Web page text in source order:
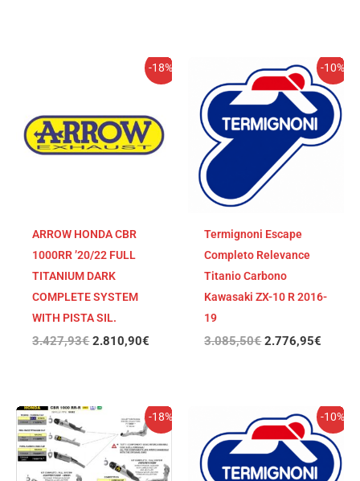
-18%
ARROW HONDA CBR
1000RR ’20/22 FULL
TITANIUM DARK
COMPLETE SYSTEM
WITH PISTA SIL.
3.427,93€
3.427,93€.
2.810,90€
El
precio
2.810,90€.
-10%
Termignoni Escape
Completo Relevance
Titanio Carbono
Kawasaki ZX-10 R 2016-
19
3.085,50€
precio
original
era:
3.085,50€.
2.776,95€
El
precio
actual
es:
-18%
El
precio
original
era:
3.385,58€.
El
precio
actual
es:
2.776,18€.
-10%
precio
original
era:
3.047,99€.
El
precio
actual
es: